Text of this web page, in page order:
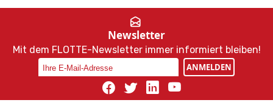
Newsletter
Mit dem FLOTTE-Newsletter immer informiert bleiben!
ANMELDEN